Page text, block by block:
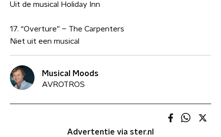
Uit de musical Holiday Inn
17. “Overture” – The Carpenters
Niet uit een musical
Musical Moods
AVROTROS
Advertentie via ster.nl